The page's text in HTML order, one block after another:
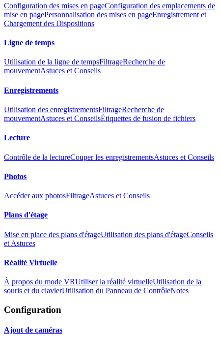
Configuration des mises en pageConfiguration des emplacements de
mise en pagePersonnalisation des mises en pageEnregistrement et
Chargement des Dispositions
Ligne de temps
Utilisation de la ligne de tempsFiltrageRecherche de
mouvementAstuces et Conseils
Enregistrements
Utilisation des enregistrementsFiltrageRecherche de
mouvementAstuces et ConseilsÉtiquettes de fusion de fichiers
Lecture
Contrôle de la lectureCouper les enregistrementsAstuces et Conseils
Photos
Accéder aux photosFiltrageAstuces et Conseils
Plans d'étage
Mise en place des plans d'étageUtilisation des plans d'étageConseils
et Astuces
Réalité Virtuelle
À propos du mode VRUtiliser la réalité virtuelleUtilisation de la
souris et du clavierUtilisation du Panneau de ContrôleNotes
Configuration
Ajout de caméras